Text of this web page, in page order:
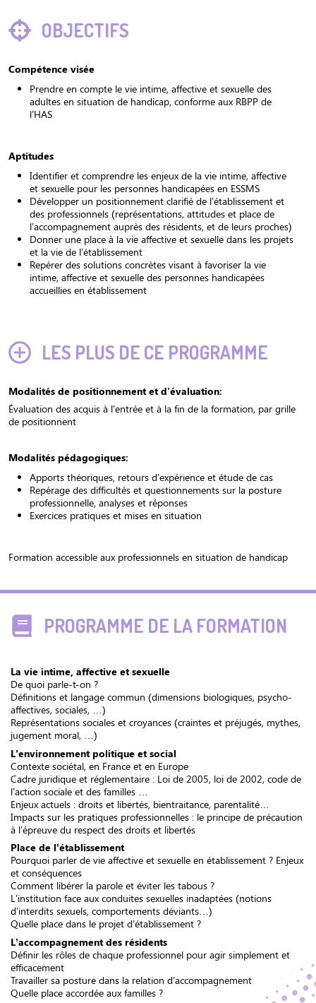
OBJECTIFS
Compétence visée
Prendre en compte le vie intime, affective et sexuelle des
adultes en situation de handicap, conforme aux RBPP de
l'HAS
Aptitudes
Identifier et comprendre les enjeux de la vie intime, affective
et sexuelle pour les personnes handicapées en ESSMS
Développer un positionnement clarifié de l’établissement et
des professionnels (représentations, attitudes et place de
l’accompagnement auprès des résidents, et de leurs proches)
Donner une place à la vie affective et sexuelle dans les projets
et la vie de l’établissement
Repérer des solutions concrètes visant à favoriser la vie
intime, affective et sexuelle des personnes handicapées
accueillies en établissement
LES PLUS DE CE PROGRAMME
Modalités de positionnement et d'évaluation:
Évaluation des acquis à l'entrée et à la fin de la formation, par grille
de positionnent
Modalités pédagogiques:
Apports théoriques, retours d’expérience et étude de cas
Repérage des difficultés et questionnements sur la posture
professionnelle, analyses et réponses
Exercices pratiques et mises en situation
Formation accessible aux professionnels en situation de handicap
PROGRAMME DE LA FORMATION
La vie intime, affective et sexuelle
De quoi parle-t-on ?
Définitions et langage commun (dimensions biologiques, psycho-
affectives, sociales, …)
Représentations sociales et croyances (craintes et préjugés, mythes,
jugement moral, …)
L’environnement politique et social
Contexte sociétal, en France et en Europe
Cadre juridique et réglementaire : Loi de 2005, loi de 2002, code de
l’action sociale et des familles …
Enjeux actuels : droits et libertés, bientraitance, parentalité…
Impacts sur les pratiques professionnelles : le principe de précaution
à l’épreuve du respect des droits et libertés
Place de l’établissement
Pourquoi parler de vie affective et sexuelle en établissement ? Enjeux
et conséquences
Comment libérer la parole et éviter les tabous ?
L’institution face aux conduites sexuelles inadaptées (notions
d’interdits sexuels, comportements déviants…)
Quelle place dans le projet d’établissement ?
L’accompagnement des résidents
Définir les rôles de chaque professionnel pour agir simplement et
efficacement
Travailler sa posture dans la relation d’accompagnement
Quelle place accordée aux familles ?